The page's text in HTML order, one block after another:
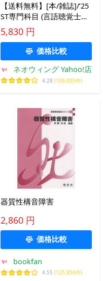
【送料無料】[本/雑誌]/’25
ST専門科目 (言語聴覚士国
家試験必修ポイント)/医歯
薬出版
5,830 円
価格比較
ネオウィング Yahoo!店
4.28 (109,005件)
器質性構音障害
2,860 円
価格比較
bookfan
4.55 (125,856件)